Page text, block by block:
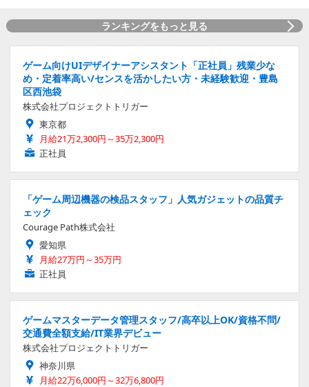
ランキングをもっと見る
ゲーム向けUIデザイナーアシスタント「正社員」残業少な
め・定着率高い/センスを活かしたい方・未経験歓迎・豊島
区西池袋
株式会社プロジェクトトリガー
東京都
月給21万2,300円～35万2,300円
正社員
「ゲーム周辺機器の検品スタッフ」人気ガジェットの品質チ
ェック
Courage Path株式会社
愛知県
月給27万円～35万円
正社員
ゲームマスターデータ管理スタッフ/高卒以上OK/資格不問/
交通費全額支給/IT業界デビュー
株式会社プロジェクトトリガー
神奈川県
月給22万6,000円～32万6,800円